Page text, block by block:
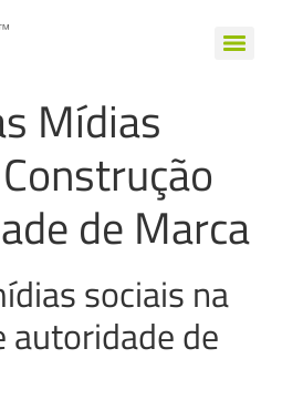
Mídias
de Marca
sociais na
autoridade de